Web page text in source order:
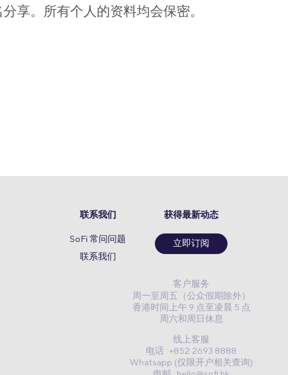
享。所有个人的资料均会保密。
联系我们
SoFi 常问问题
联系我们
获得最新动态
立即订阅
客户服务
周一至周五（公众假期除外）
香港时间上午 9 点至凌晨 5 点
周六和周日休息
线上客服
电话 : +852 2693 8888
Whatsapp (仅限开户相关查询)